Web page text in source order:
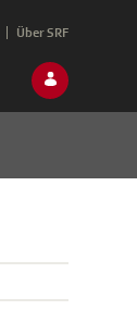
Über SRF